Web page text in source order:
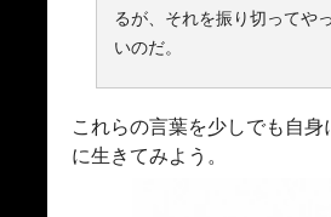
るが、それを振り切ってや
いのだ。
これらの言葉を少しでも自
に生きてみよう。